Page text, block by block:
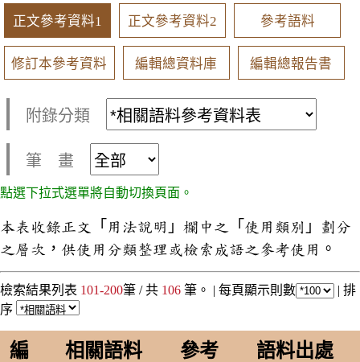
正文參考資料1 正文參考資料2 參考語料
修訂本參考資料 編輯總資料庫 編輯總報告書
附錄分類
筆 畫
點選下拉式選單將自動切換頁面。
本表收錄正文「用法說明」欄中之「使用類別」劃分
之層次，供使用分類整理或檢索成語之參考使用。
檢索結果列表 101-200筆 / 共 106 筆。 | 每頁顯示則數 | 排
序
編
相關語料
參考
語料出處